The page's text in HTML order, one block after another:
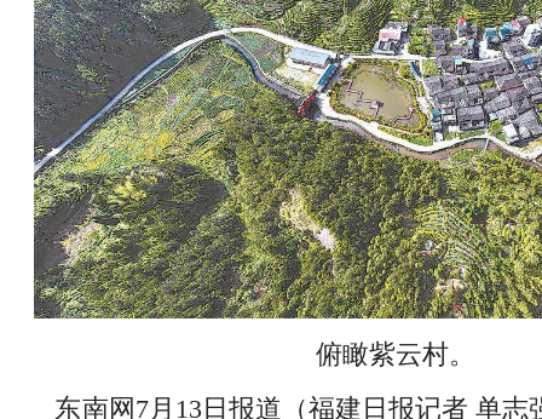
俯瞰紫云村。
东南网7月13日报道（福建日报记者 单志